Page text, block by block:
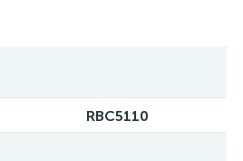
RBC5110